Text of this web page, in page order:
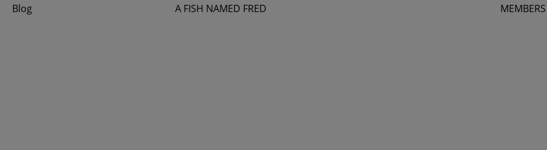
Blog
A FISH NAMED FRED